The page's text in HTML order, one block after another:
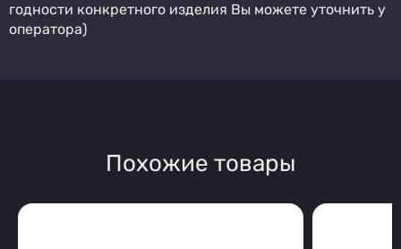
годности конкретного изделия Вы можете уточнить у
оператора)
Похожие товары